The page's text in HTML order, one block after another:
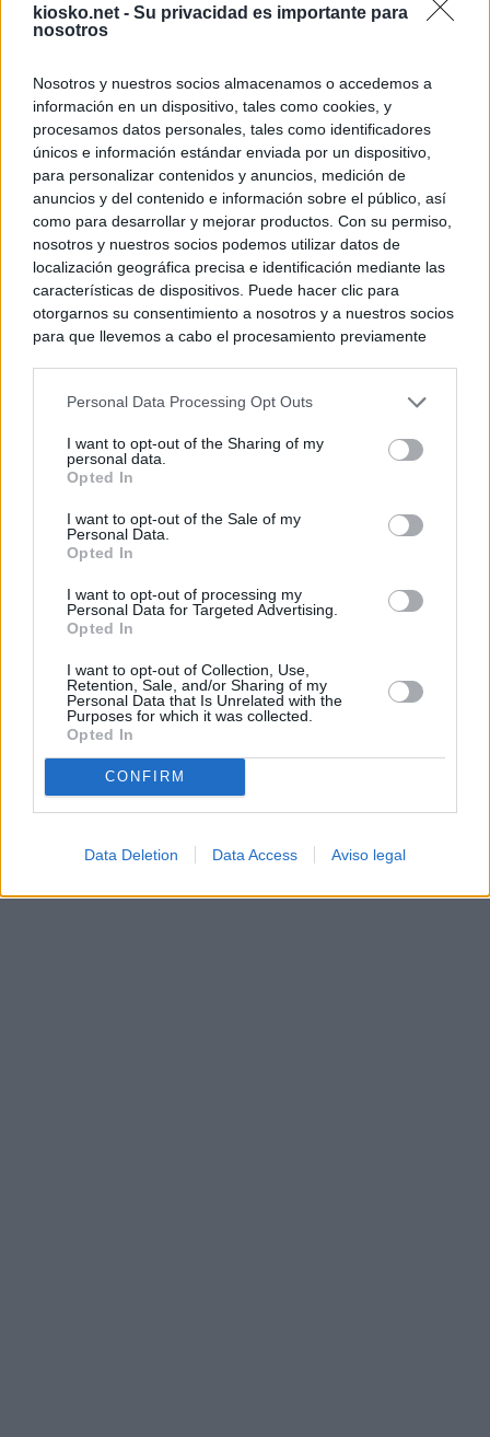
kiosko.net - Su privacidad es importante para
nosotros
Nosotros y nuestros socios almacenamos o accedemos a
información en un dispositivo, tales como cookies, y
procesamos datos personales, tales como identificadores
únicos e información estándar enviada por un dispositivo,
para personalizar contenidos y anuncios, medición de
anuncios y del contenido e información sobre el público, así
como para desarrollar y mejorar productos. Con su permiso,
nosotros y nuestros socios podemos utilizar datos de
localización geográfica precisa e identificación mediante las
características de dispositivos. Puede hacer clic para
otorgarnos su consentimiento a nosotros y a nuestros socios
para que llevemos a cabo el procesamiento previamente
negar su consentimiento. Tenga en cuenta que algún
de su consentimiento, pero usted tiene el derecho de
rechazar tal procesamiento. Sus preferencias se aplicarán
cualquier momento entrando de nuevo en este sitio web o
visitando nuestra política de privacidad.
Personal Data Processing Opt Outs
I want to opt-out of the Sharing of my
personal data.
Opted In
I want to opt-out of the Sale of my
Personal Data.
Opted In
I want to opt-out of processing my
Personal Data for Targeted Advertising.
Opted In
I want to opt-out of Collection, Use,
Retention, Sale, and/or Sharing of my
Personal Data that Is Unrelated with the
Purposes for which it was collected.
Opted In
CONFIRM
Data Deletion Data Access Aviso legal